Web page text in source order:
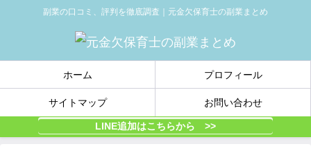
副業の口コミ、評判を徹底調査｜元金欠保育士の副業まとめ
ホーム プロフィール
サイトマップ お問い合わせ
LINE追加はこちらから >>